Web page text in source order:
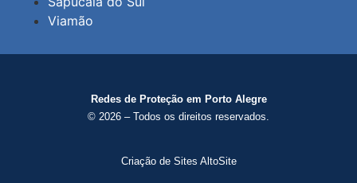
Viamão
Redes de Proteção em Porto Alegre
© 2026 – Todos os direitos reservados.
Criação de Sites AltoSite